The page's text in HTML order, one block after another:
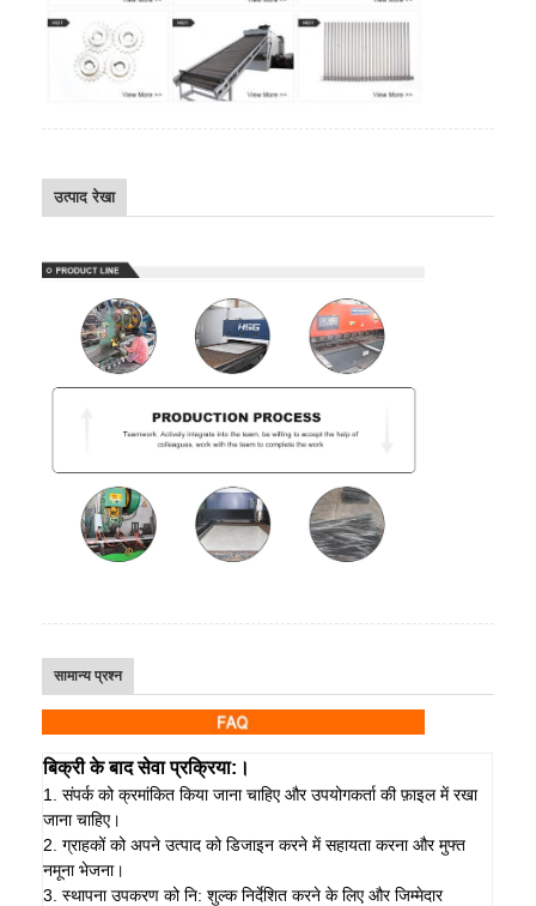
उत्पाद रेखा
सामान्य प्रश्न
बिक्री के बाद सेवा प्रक्रिया:।
1. संपर्क को क्रमांकित किया जाना चाहिए और उपयोगकर्ता की फ़ाइल में रखा
जाना चाहिए।
2. ग्राहकों को अपने उत्पाद को डिजाइन करने में सहायता करना और मुफ्त
नमूना भेजना।
3. स्थापना उपकरण को नि: शुल्क निर्देशित करने के लिए और जिम्मेदार